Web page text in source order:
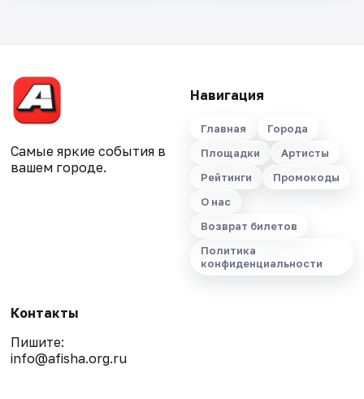
Самые яркие события в
вашем городе.
Навигация
Главная
Города
Площадки
Артисты
Рейтинги
Промокоды
О нас
Возврат билетов
Политика
конфиденциальности
Контакты
Пишите:
info@afisha.org.ru